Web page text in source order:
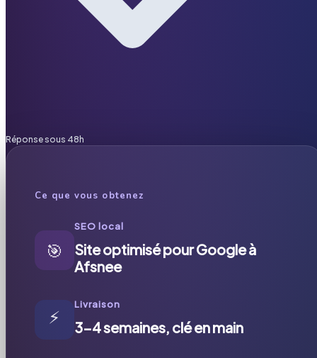
Réponse sous 48h
Ce que vous obtenez
🎯
SEO local
Site optimisé pour Google à
Afsnee
⚡
Livraison
3-4 semaines, clé en main